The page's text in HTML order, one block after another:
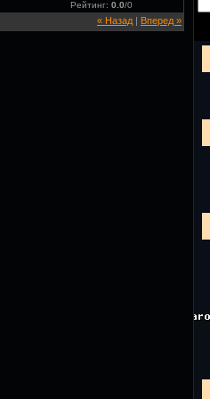
Рейтинг: 0.0/0
« Назад | Вперед »